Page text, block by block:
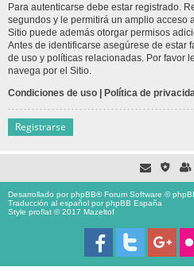
Para autenticarse debe estar registrado.
segundos y le permitirá un amplio acceso
Sitio puede además otorgar permisos
Antes de identificarse asegúrese de estar
de uso y políticas relacionadas. Por favor
navega por el Sitio.
Condiciones de uso | Política de
Registrarse
Desarrollado porphpBB® Forum Software ©
Traducción al español porphpBB España
Style proflat © 2017 Mazeltof